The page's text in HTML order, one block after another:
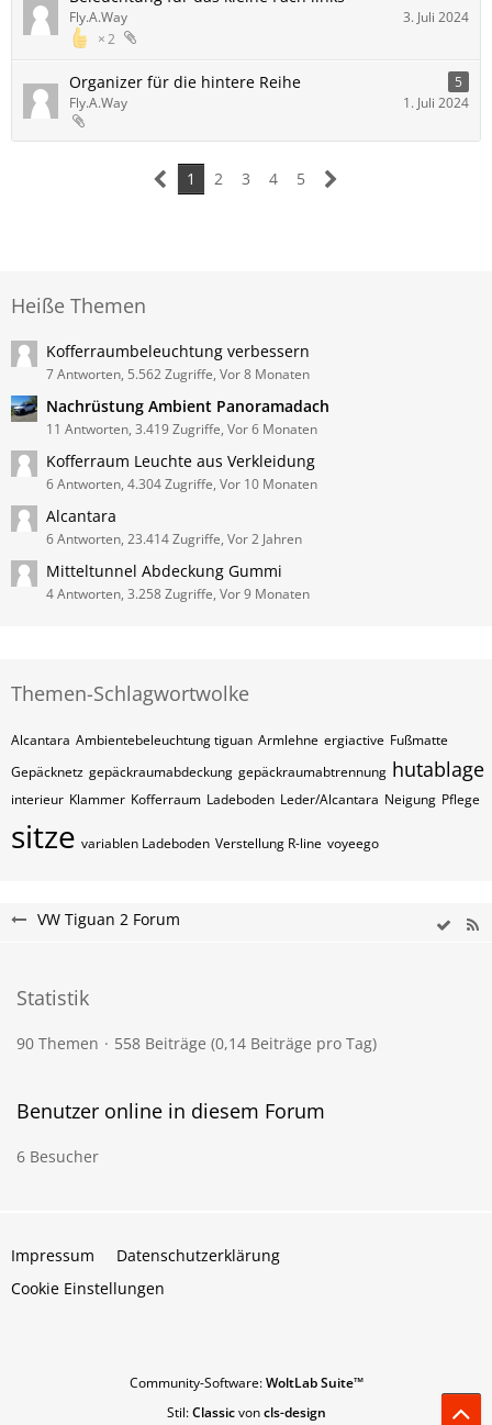
2
Fly.A.Way 3. Juli 2024
Organizer für die hintere Reihe
5
Fly.A.Way
1. Juli 2024
1 2 3 4 5
Heiße Themen
Kofferraumbeleuchtung verbessern
7 Antworten, 5.562 Zugriffe, Vor 8 Monaten
Nachrüstung Ambient Panoramadach
11 Antworten, 3.419 Zugriffe, Vor 6 Monaten
Kofferraum Leuchte aus Verkleidung
6 Antworten, 4.304 Zugriffe, Vor 10 Monaten
Alcantara
6 Antworten, 23.414 Zugriffe, Vor 2 Jahren
Mitteltunnel Abdeckung Gummi
4 Antworten, 3.258 Zugriffe, Vor 9 Monaten
Themen-Schlagwortwolke
Alcantara Ambientebeleuchtung tiguan Armlehne ergiactive Fußmatte
Gepäcknetz gepäckraumabdeckung gepäckraumabtrennung hutablage
interieur Klammer Kofferraum Ladeboden Leder/Alcantara Neigung Pflege
sitze variablen Ladeboden Verstellung R-line voyeego
VW Tiguan 2 Forum
Statistik
90 Themen 558 Beiträge (0,14 Beiträge pro Tag)
Benutzer online in diesem Forum
6 Besucher
Impressum
Datenschutzerklärung
Cookie Einstellungen
Community-Software:WoltLab Suite™
Stil:Classicvoncls-design